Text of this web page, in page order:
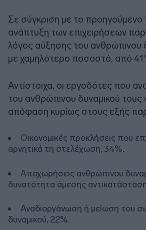
Σε σύγκριση με το προηγούμενο
ανάπτυξη των επιχειρήσεων
λόγος αύξησης του ανθρώπινου
με χαμηλότερο ποσοστό, από
Αντίστοιχα, οι εργοδότες που
του ανθρώπινου δυναμικού τους
απόφαση κυρίως στους εξής
Οικονομικές προκλήσεις που
αρνητικά τη στελέχωση, 34%.
Αποχωρήσεις ανθρώπινου
δυνατότητα άμεσης
Αναδιοργάνωση ή μείωση του
δυναμικού, 22%.